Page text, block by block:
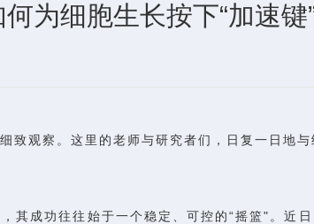
为细胞生长按下“加速键
观察。这里的老师与研究者们，日复一日地
其成功往往始于一个稳定、可控的“摇篮"。近